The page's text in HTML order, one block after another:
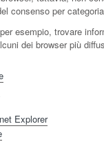
consenso per
esempio, trovare
dei browser più
Explorer